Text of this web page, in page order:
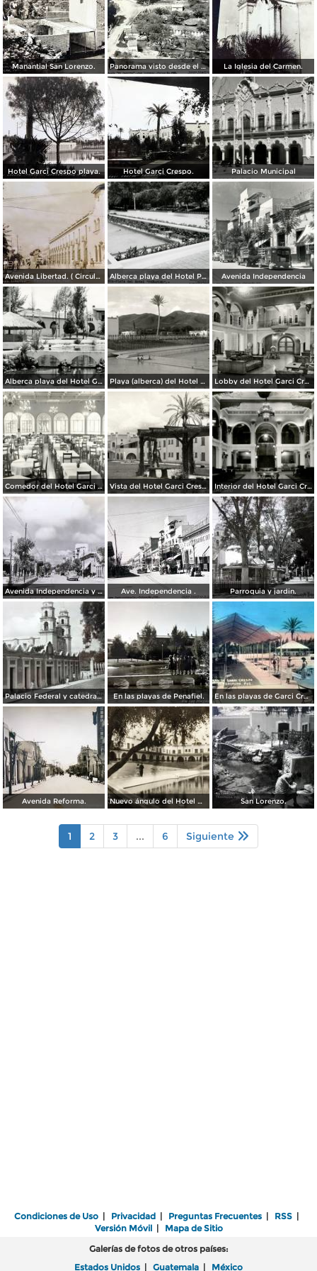
Manantial San Lorenzo. Panorama visto desde el cerrito. La Iglesia del Carmen.
Hotel Garci Crespo playa. Hotel Garci Crespo. Palacio Municipal
Avenida Libertad. ( Circulada el 5 de Abril de 1945 ). Alberca playa del Hotel Peñafiel Avenida Independencia
Alberca playa del Hotel Garci Crespo Playa (alberca) del Hotel Garci Crespo Lobby del Hotel Garci Crespo
Comedor del Hotel Garci Crespo Vista del Hotel Garci Crespo Interior del Hotel Garci Crespo
Avenida Independencia y Parque Juarez. ( Circulada el 23 de Enero de 1940 ). Ave. Independencia . Parroquia y jardin.
Palacio Federal y catedral ( Circulada el 23 de Marzo de 1938 ). En las playas de Penafiel. En las playas de Garci Crespo.
Avenida Reforma. Nuevo ángulo del Hotel Garci Crespo San Lorenzo.
1 2 3 ... 6 Siguiente
Condiciones de Uso | Privacidad | Preguntas Frecuentes | RSS |
Versión Móvil| Mapa de Sitio
Galerías de fotos de otros países:
Estados Unidos | Guatemala | México